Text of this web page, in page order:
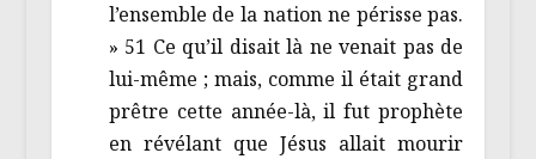
l’ensemble de la nation ne périsse pas.
» 51 Ce qu’il disait là ne venait pas de
lui-même ; mais, comme il était grand
prêtre cette année-là, il fut prophète
en révélant que Jésus allait mourir